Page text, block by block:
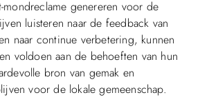
mondreclame genereren voor de
luisteren naar de feedback van
naar continue verbetering, kunnen
voldoen aan de behoeften van hun
bron van gemak en
voor de lokale gemeenschap.